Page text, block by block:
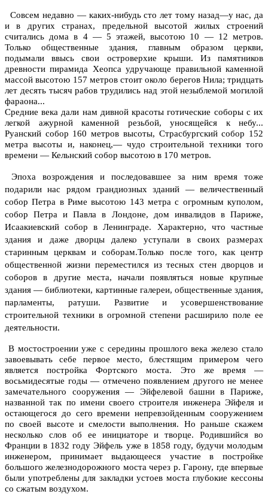
Совсем недавно — каких-нибудь сто лет тому назад—у нас, да
и в других странах, предельной высотой жилых строений
считались дома в 4 — 5 этажей, высотою 10 — 12 метров.
Только общественные здания, главным образом церкви,
подымали ввысь свои островерхие крыши. Из памятников
древности пирамида Хеопса удручающе правильной каменной
массой высотою 157 метров стоит около берегов Нила; тридцать
лет десять тысяч рабов трудились над этой незыблемой могилой
фараона...
Средние века дали нам дивной красоты готические соборы с их
легкой ажурной каменной резьбой, уносящейся к небу...
Руанский собор 160 метров высоты, Страсбургский собор 152
метра высоты и, наконец,— чудо строительной техники того
времени — Кельнский собор высотою в 170 метров.
Эпоха возрождения и последовавшее за ним время тоже
подарили нас рядом грандиозных зданий — величественный
собор Петра в Риме высотою 143 метра с огромным куполом,
собор Петра и Павла в Лондоне, дом инвалидов в Париже,
Исаакиевский собор в Ленинграде.
Характерно, что частные
здания и даже дворцы далеко уступали в своих размерах
старинным церквам и соборам.Только после того, как центр
общественной жизни переместился из тесных стен дворцов и
соборов в другие места, начали появляться новые крупные
здания — библиотеки, картинные галереи, общественные здания,
парламенты, ратуши. Развитие и усовершенствование
строительной техники в огромной степени расширило поле ее
деятельности.
В мостостроении уже с середины прошлого века железо стало
завоевывать себе первое место, блестящим примером чего
является постройка Фортского моста. Это же время —
восьмидесятые годы — отмечено появлением другого не менее
замечательного сооружения — Эйфелевой башни в Париже,
названной так по имени своего строителя инженера Эйфеля и
остающегося до сего времени непревзойденным сооружением
по своей высоте и смелости выполнения. Но раньше скажем
несколько слов об ее инициаторе и творце. Родившийся во
Франции в 1832 году Эйфель уже в 1858 году, будучи молодым
инженером, принимает выдающееся участие в постройке
большого железнодорожного моста через р. Гарону, где впервые
были употреблены для закладки устоев моста глубокие кессоны
со сжатым воздухом.